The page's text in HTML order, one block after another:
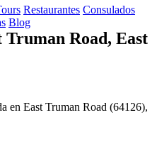
Restaurantes Consulados
Blog
Road, East
en East Truman Road (64126),